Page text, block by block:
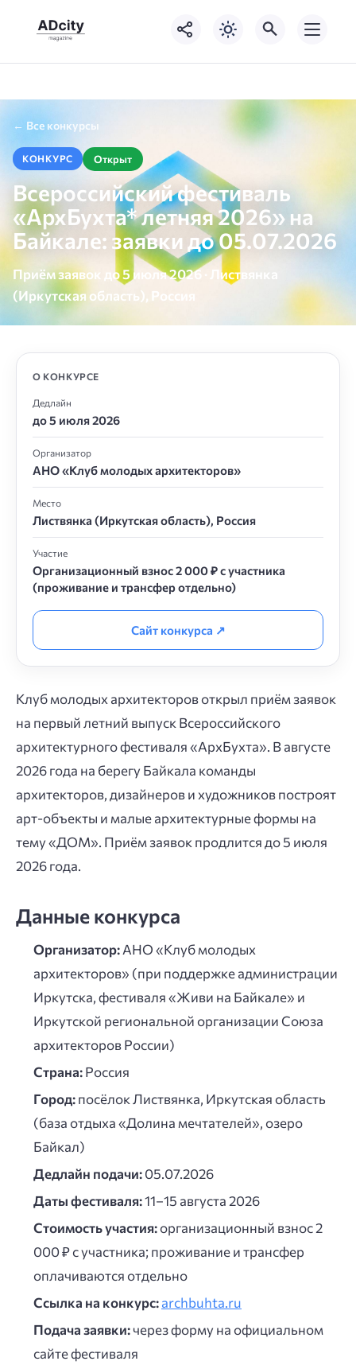
← Все конкурсы
КОНКУРС Открыт
Всероссийский фестиваль
«АрхБухта* летняя 2026» на
Байкале: заявки до 05.07.2026
Приём заявок до 5 июля 2026 · Листвянка
(Иркутская область), Россия
Клуб молодых архитекторов открыл приём заявок
на первый летний выпуск Всероссийского
архитектурного фестиваля «АрхБухта». В августе
2026 года на берегу Байкала команды
архитекторов, дизайнеров и художников построят
арт-объекты и малые архитектурные формы на
тему «ДОМ». Приём заявок продлится до 5 июля
2026 года.
Данные конкурса
Организатор:АНО «Клуб молодых
архитекторов» (при поддержке администрации
Иркутска, фестиваля «Живи на Байкале» и
Иркутской региональной организации Союза
архитекторов России)
Страна:Россия
Город:посёлок Листвянка, Иркутская область
(база отдыха «Долина мечтателей», озеро
Байкал)
Дедлайн подачи:05.07.2026
Даты фестиваля:11–15 августа 2026
Стоимость участия:организационный взнос 2
000 ₽ с участника; проживание и трансфер
оплачиваются отдельно
Ссылка на конкурс:archbuhta.ru
Подача заявки:через форму на официальном
сайте фестиваля
О КОНКУРСЕ
Дедлайн
до 5 июля 2026
Организатор
АНО «Клуб молодых архитекторов»
Место
Листвянка (Иркутская область), Россия
Участие
Организационный взнос 2 000 ₽ с участника
(проживание и трансфер отдельно)
Сайт конкурса ↗